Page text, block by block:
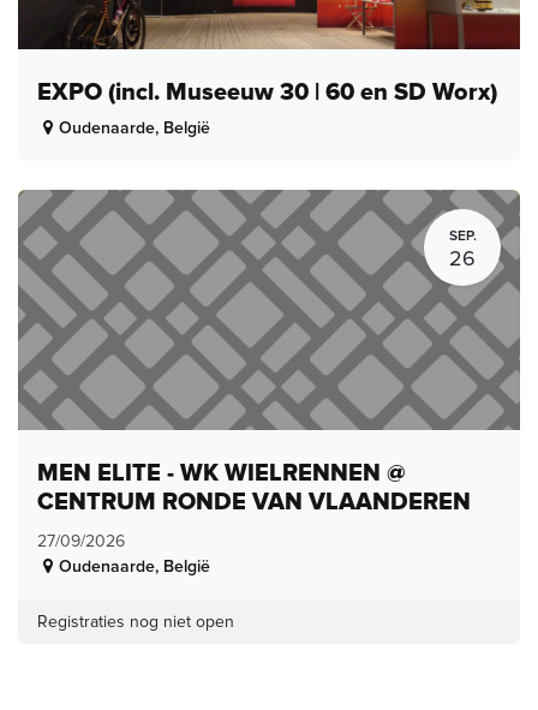
EXPO (incl. Museeuw 30 | 60 en SD Worx)
Oudenaarde, België
SEP.
26
MEN ELITE - WK WIELRENNEN @
CENTRUM RONDE VAN VLAANDEREN
27/09/2026
Oudenaarde, België
Registraties nog niet open